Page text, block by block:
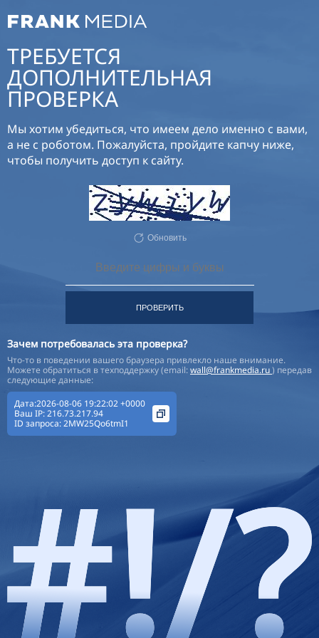
ТРЕБУЕТСЯ
ДОПОЛНИТЕЛЬНАЯ
ПРОВЕРКА
Мы хотим убедиться, что имеем дело именно с вами,
а не с роботом. Пожалуйста, пройдите капчу ниже,
чтобы получить доступ к сайту.
Обновить
ПРОВЕРИТЬ
Зачем потребовалась эта проверка?
Что-то в поведении вашего браузера привлекло наше внимание.
Можете обратиться в техподдержку (email:wall@frankmedia.ru) передав
следующие данные:
Дата:2026-08-06 19:22:02 +0000
Ваш IP:216.73.217.94
ID запроса:2MW25Qo6tmI1